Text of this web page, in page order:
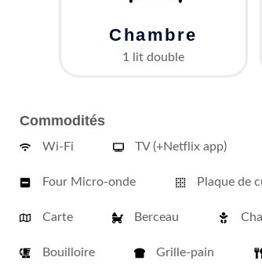
Chambre
1 lit double
Commodités
Wi-Fi TV (+Netflix app)
Four Micro-onde Plaque de
Carte Berceau
Bouilloire Grille-pain